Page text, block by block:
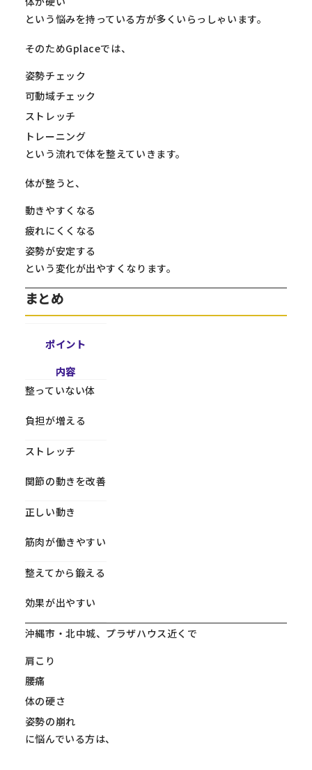
という悩みを持っている方が多くいらっしゃいます。
そのためGplaceでは、
姿勢チェック
可動域チェック
ストレッチ
トレーニング
という流れで体を整えていきます。
体が整うと、
動きやすくなる
疲れにくくなる
姿勢が安定する
という変化が出やすくなります。
まとめ
ポイント
内容
整っていない体
負担が増える
ストレッチ
関節の動きを改善
正しい動き
筋肉が働きやすい
整えてから鍛える
効果が出やすい
沖縄市・北中城、プラザハウス近くで
肩こり
腰痛
体の硬さ
姿勢の崩れ
に悩んでいる方は、